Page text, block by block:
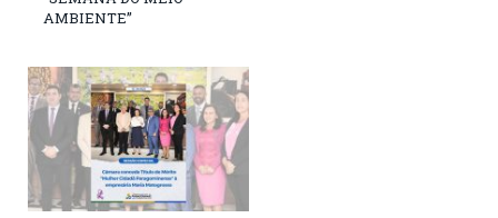
AMBIENTE”